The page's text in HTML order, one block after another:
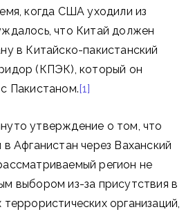
когда США уходили из
что Китай должен
в Китайско-пакистанский
(КПЭК), который он
Пакистаном.[1]
утверждение о том, что
Афганистан через Ваханский
регион не
выбором из-за присутствия в
террористических организаций,